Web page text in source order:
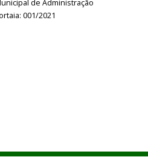
de Administração
001/2021